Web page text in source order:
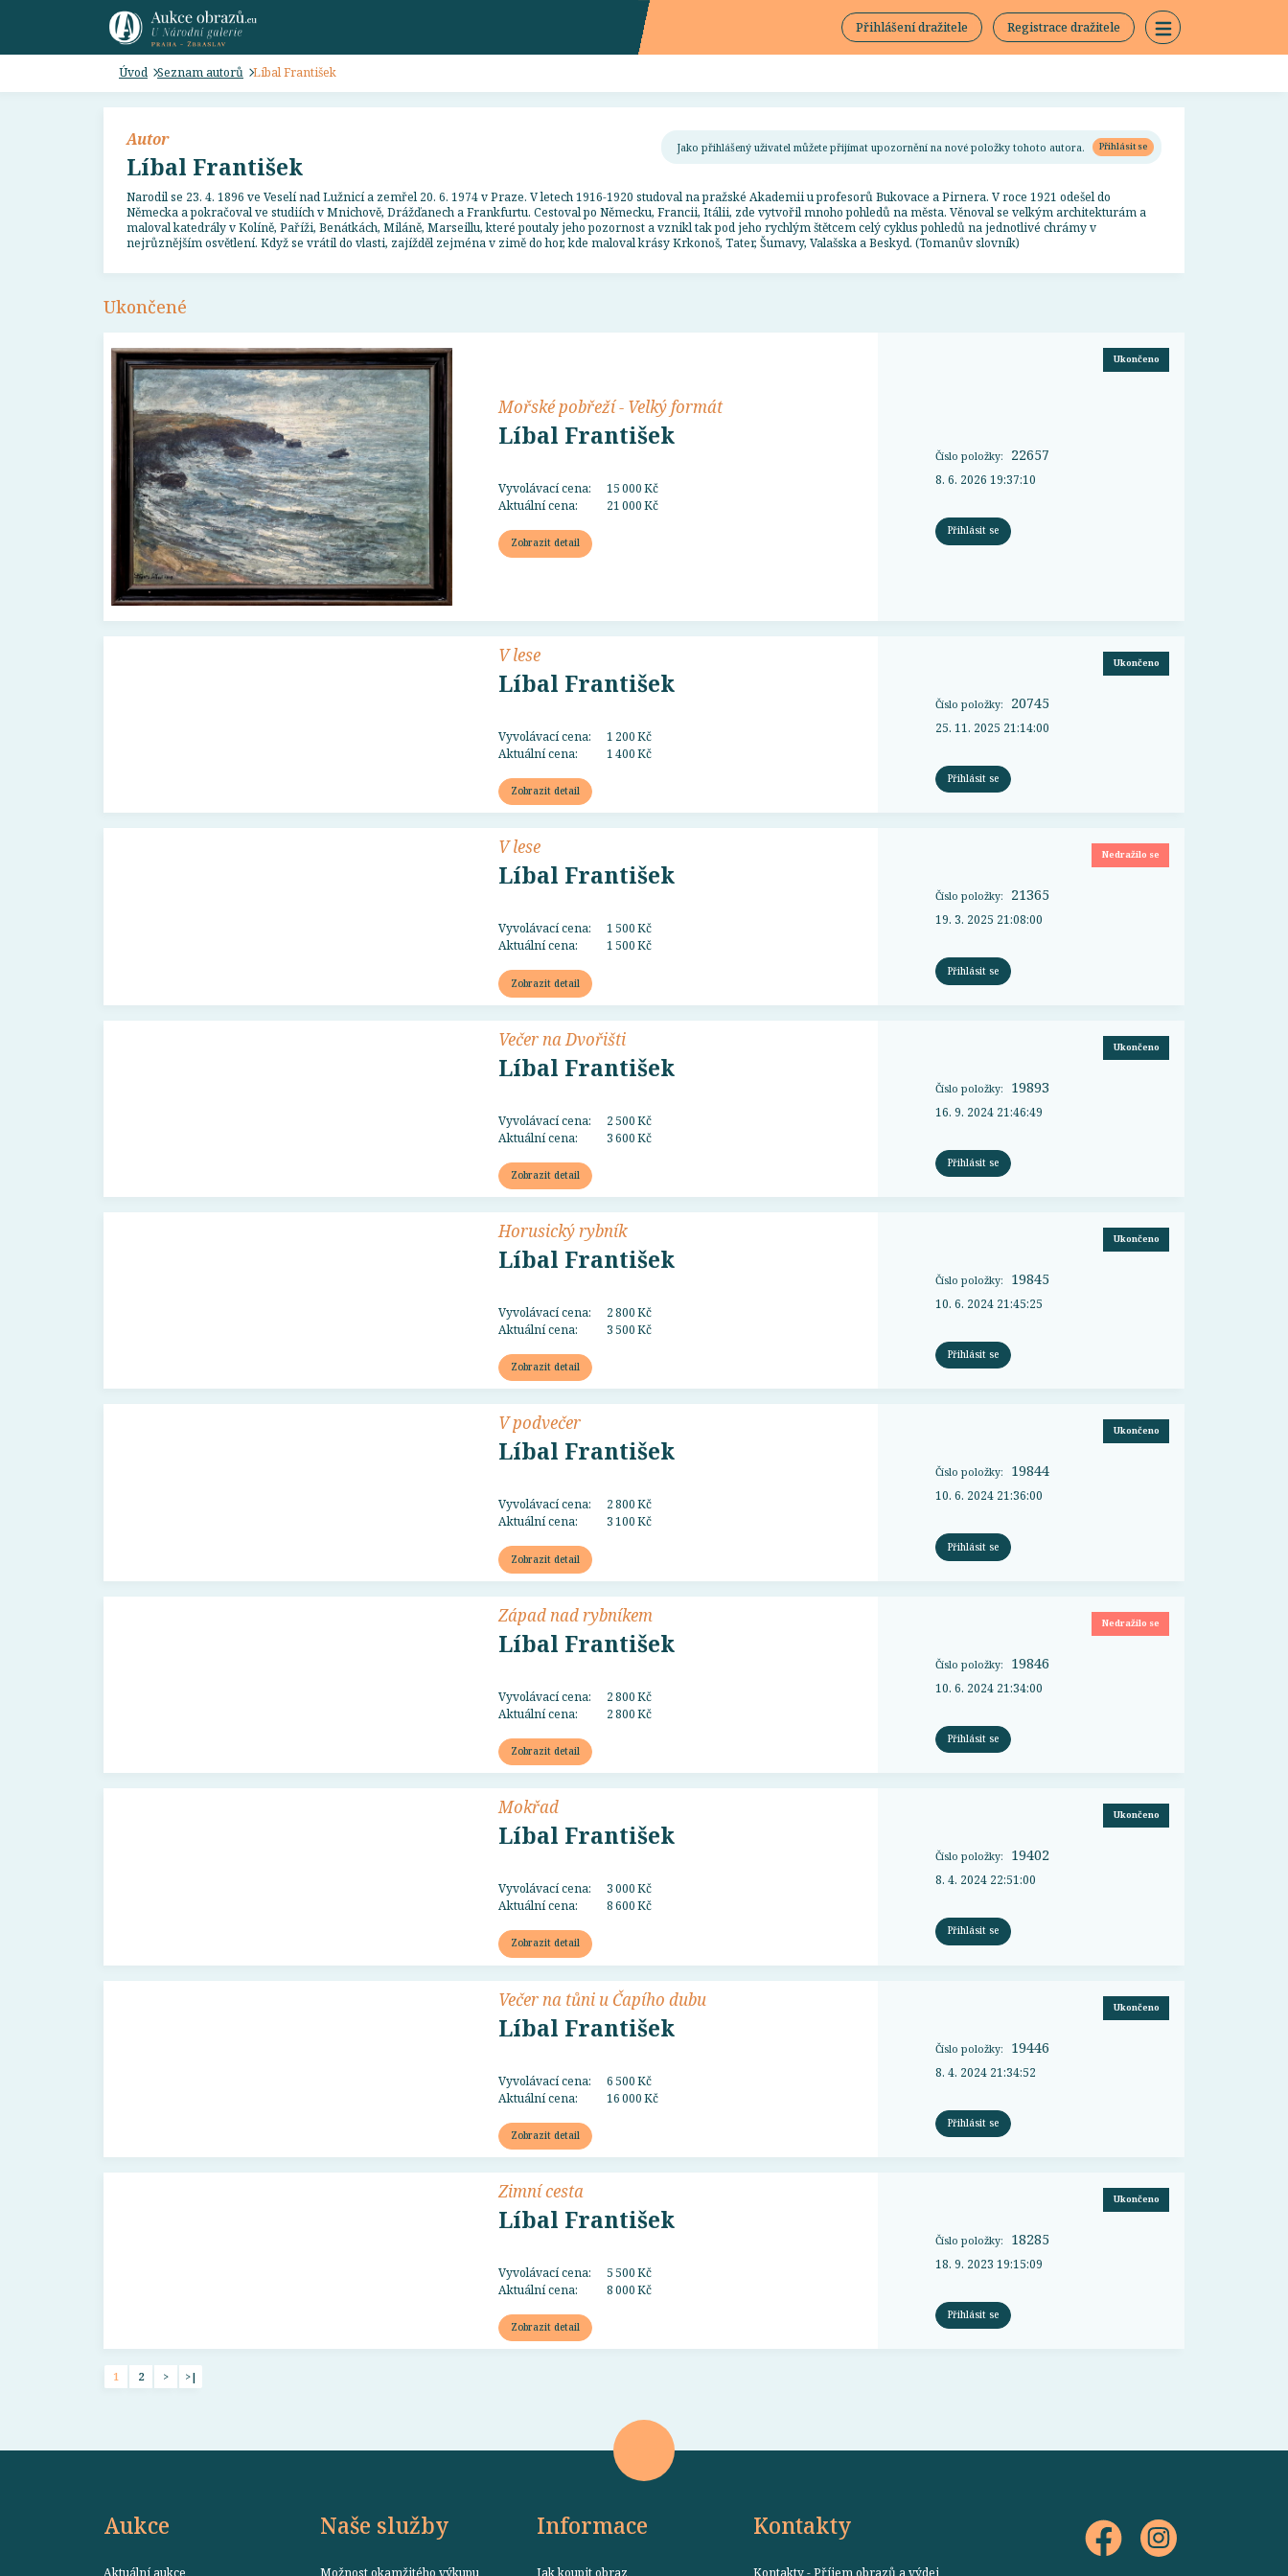
Přihlášení dražitele Registrace dražitele
Úvod Seznam autorů Líbal František
Autor
Líbal František
Jako přihlášený uživatel můžete přijímat upozornění na nové položky tohoto autora. Přihlásit se
Narodil se 23. 4. 1896 ve Veselí nad Lužnicí a zemřel 20. 6. 1974 v Praze. V letech 1916-1920 studoval na pražské Akademii u profesorů Bukovace a Pirnera. V roce 1921 odešel do
Německa a pokračoval ve studiích v Mnichově, Drážďanech a Frankfurtu. Cestoval po Německu, Francii, Itálii, zde vytvořil mnoho pohledů na města. Věnoval se velkým architekturám a
maloval katedrály v Kolíně, Paříži, Benátkách, Miláně, Marseillu, které poutaly jeho pozornost a vznikl tak pod jeho rychlým štětcem celý cyklus pohledů na jednotlivé chrámy v
nejrůznějším osvětlení. Když se vrátil do vlasti, zajížděl zejména v zimě do hor, kde maloval krásy Krkonoš, Tater, Šumavy, Valašska a Beskyd. (Tomanův slovník)
Ukončené
Mořské pobřeží - Velký formát
Líbal František
Vyvolávací cena:
15 000 Kč
Aktuální cena:
21 000 Kč
Zobrazit detail
Ukončeno
Číslo položky: 22657
8. 6. 2026 19:37:10
Přihlásit se
V lese
Líbal František
Vyvolávací cena:
1 200 Kč
Aktuální cena:
1 400 Kč
Zobrazit detail
Ukončeno
Číslo položky: 20745
25. 11. 2025 21:14:00
Přihlásit se
V lese
Líbal František
Vyvolávací cena:
1 500 Kč
Aktuální cena:
1 500 Kč
Zobrazit detail
Nedražilo se
Číslo položky: 21365
19. 3. 2025 21:08:00
Přihlásit se
Večer na Dvořišti
Líbal František
Vyvolávací cena:
2 500 Kč
Aktuální cena:
3 600 Kč
Zobrazit detail
Ukončeno
Číslo položky: 19893
16. 9. 2024 21:46:49
Přihlásit se
Horusický rybník
Líbal František
Vyvolávací cena:
2 800 Kč
Aktuální cena:
3 500 Kč
Zobrazit detail
Ukončeno
Číslo položky: 19845
10. 6. 2024 21:45:25
Přihlásit se
V podvečer
Líbal František
Vyvolávací cena:
2 800 Kč
Aktuální cena:
3 100 Kč
Zobrazit detail
Ukončeno
Číslo položky: 19844
10. 6. 2024 21:36:00
Přihlásit se
Západ nad rybníkem
Líbal František
Vyvolávací cena:
2 800 Kč
Aktuální cena:
2 800 Kč
Zobrazit detail
Nedražilo se
Číslo položky: 19846
10. 6. 2024 21:34:00
Přihlásit se
Mokřad
Líbal František
Vyvolávací cena:
3 000 Kč
Aktuální cena:
8 600 Kč
Zobrazit detail
Ukončeno
Číslo položky: 19402
8. 4. 2024 22:51:00
Přihlásit se
Večer na tůni u Čapího dubu
Líbal František
Vyvolávací cena:
6 500 Kč
Aktuální cena:
16 000 Kč
Zobrazit detail
Ukončeno
Číslo položky: 19446
8. 4. 2024 21:34:52
Přihlásit se
Zimní cesta
Líbal František
Vyvolávací cena:
5 500 Kč
Aktuální cena:
8 000 Kč
Zobrazit detail
Ukončeno
Číslo položky: 18285
18. 9. 2023 19:15:09
Přihlásit se
1 2 > >|
Aukce
Aktuální aukce
Naše služby
Možnost okamžitého výkupu
Informace
Jak koupit obraz
Kontakty
Kontakty - Příjem obrazů a výdej